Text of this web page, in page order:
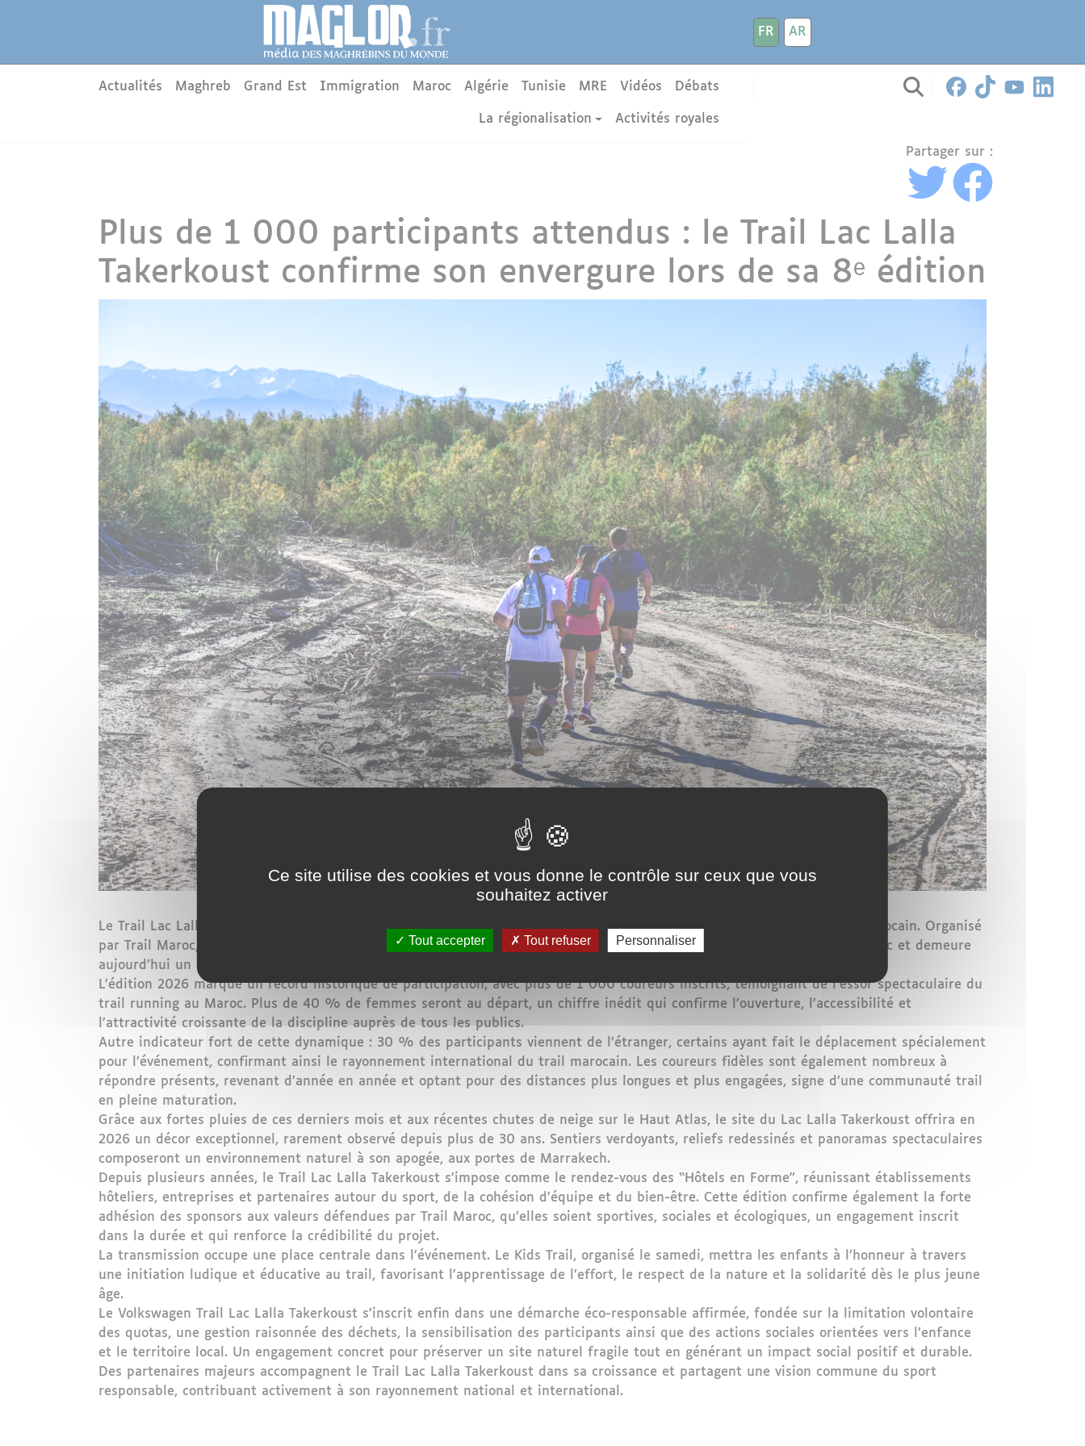
FR
AR
Main menu
Actualités Maghreb Grand Est Immigration Maroc Algérie Tunisie MRE Vidéos Débats
La régionalisation Activités royales
Partager sur :
Plus de 1 000 participants attendus : le Trail Lac Lalla
Takerkoust confirme son envergure lors de sa 8ᵉ édition
Le Trail Lac Lalla Takerkoust célébrera sa 8ᵉ édition, confirmant son statut d’événement majeur du calendrier du trail marocain. Organisé
par Trail Maroc, pionnier du trail au Maroc depuis 2018, cet événement fut la toute première course de la série Trail Maroc et demeure
aujourd’hui un symbole fort de son ADN : sport, nature et engagement.
L’édition 2026 marque un record historique de participation, avec plus de 1 000 coureurs inscrits, témoignant de l’essor spectaculaire du
trail running au Maroc. Plus de 40 % de femmes seront au départ, un chiffre inédit qui confirme l’ouverture, l’accessibilité et
l’attractivité croissante de la discipline auprès de tous les publics.
Autre indicateur fort de cette dynamique : 30 % des participants viennent de l’étranger, certains ayant fait le déplacement spécialement
pour l’événement, confirmant ainsi le rayonnement international du trail marocain. Les coureurs fidèles sont également nombreux à
répondre présents, revenant d’année en année et optant pour des distances plus longues et plus engagées, signe d’une communauté trail
en pleine maturation.
Grâce aux fortes pluies de ces derniers mois et aux récentes chutes de neige sur le Haut Atlas, le site du Lac Lalla Takerkoust offrira en
2026 un décor exceptionnel, rarement observé depuis plus de 30 ans. Sentiers verdoyants, reliefs redessinés et panoramas spectaculaires
composeront un environnement naturel à son apogée, aux portes de Marrakech.
Depuis plusieurs années, le Trail Lac Lalla Takerkoust s’impose comme le rendez-vous des “Hôtels en Forme”, réunissant établissements
hôteliers, entreprises et partenaires autour du sport, de la cohésion d’équipe et du bien-être. Cette édition confirme également la forte
adhésion des sponsors aux valeurs défendues par Trail Maroc, qu’elles soient sportives, sociales et écologiques, un engagement inscrit
dans la durée et qui renforce la crédibilité du projet.
La transmission occupe une place centrale dans l’événement. Le Kids Trail, organisé le samedi, mettra les enfants à l’honneur à travers
une initiation ludique et éducative au trail, favorisant l’apprentissage de l’effort, le respect de la nature et la solidarité dès le plus jeune
âge.
Le Volkswagen Trail Lac Lalla Takerkoust s’inscrit enfin dans une démarche éco-responsable affirmée, fondée sur la limitation volontaire
des quotas, une gestion raisonnée des déchets, la sensibilisation des participants ainsi que des actions sociales orientées vers l’enfance
et le territoire local. Un engagement concret pour préserver un site naturel fragile tout en générant un impact social positif et durable.
Des partenaires majeurs accompagnent le Trail Lac Lalla Takerkoust dans sa croissance et partagent une vision commune du sport
responsable, contribuant activement à son rayonnement national et international.
Ce site utilise des cookies et vous donne le contrôle sur ceux que vous
souhaitez activer
Tout accepter Tout refuser Personnaliser